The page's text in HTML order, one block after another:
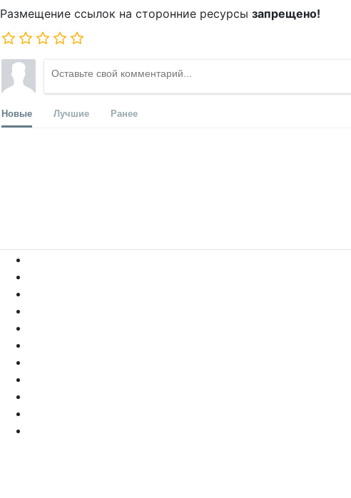
Размещение ссылок на сторонние ресурсы запрещено!
Новые Лучшие Ранее